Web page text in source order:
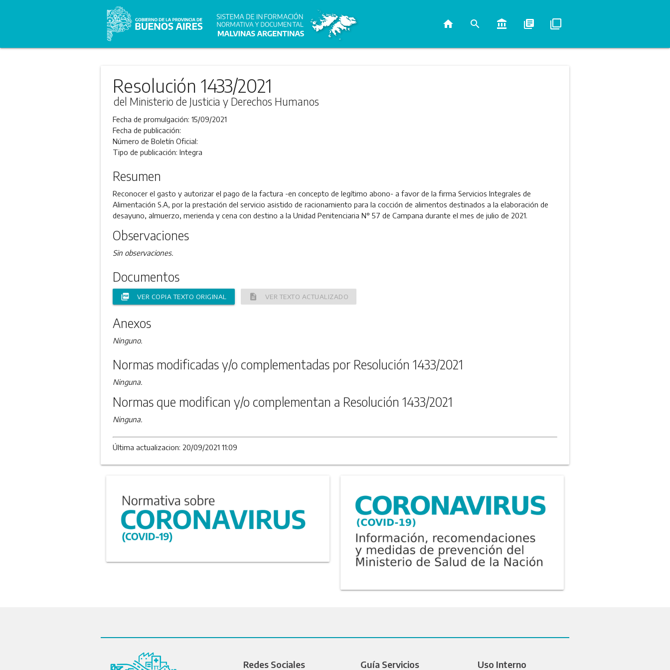
home search account_balance library_books filter_none
Resolución 1433/2021
del Ministerio de Justicia y Derechos Humanos
Fecha de promulgación: 15/09/2021
Fecha de publicación:
Número de Boletín Oficial:
Tipo de publicación: Integra
Resumen
Reconocer el gasto y autorizar el pago de la factura -en concepto de legítimo abono- a favor de la firma Servicios Integrales de
Alimentación S.A, por la prestación del servicio asistido de racionamiento para la cocción de alimentos destinados a la elaboración de
desayuno, almuerzo, merienda y cena con destino a la Unidad Penitenciaria N° 57 de Campana durante el mes de julio de 2021.
Observaciones
Sin observaciones.
Documentos
picture_as_pdf VER COPIA TEXTO ORIGINAL description VER TEXTO ACTUALIZADO
Anexos
Ninguno.
Normas modificadas y/o complementadas por Resolución 1433/2021
Ninguna.
Normas que modifican y/o complementan a Resolución 1433/2021
Ninguna.
Última actualizacion: 20/09/2021 11:09
Redes Sociales Guía Servicios Uso Interno